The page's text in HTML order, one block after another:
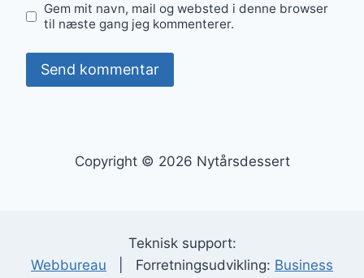
Gem mit navn, mail og websted i denne browser
til næste gang jeg kommenterer.
Copyright © 2026 Nytårsdessert
Teknisk support:
Webbureau | Forretningsudvikling: Business